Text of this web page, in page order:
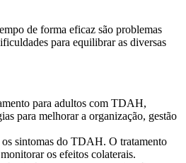
de forma eficaz são problemas
para equilibrar as diversas
para adultos com TDAH,
para melhorar a organização, gestão
os sintomas do TDAH. O tratamento
os efeitos colaterais.